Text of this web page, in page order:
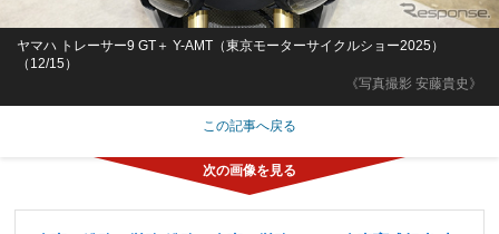
《写真撮影 安藤貴史》
ヤマハ トレーサー9 GT＋ Y-AMT（東京モーターサイクルショー2025）
（12/15）
この記事へ戻る